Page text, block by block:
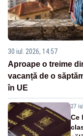
30 iul. 2026, 14:57
Aproape o treime
vacanță de o
în UE
27
Ce